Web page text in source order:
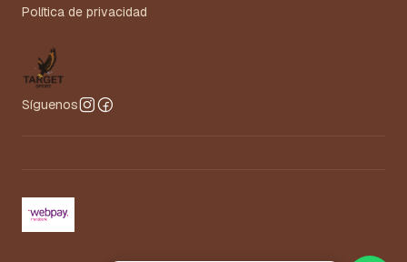
Política de privacidad
Síguenos